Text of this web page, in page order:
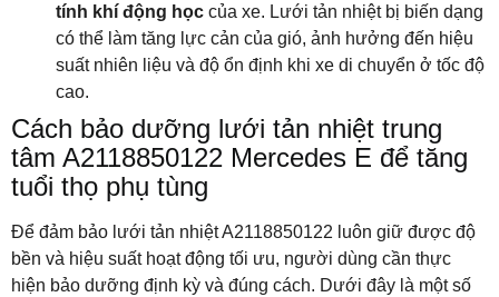
tính khí động học của xe. Lưới tản nhiệt bị biến dạng
có thể làm tăng lực cản của gió, ảnh hưởng đến hiệu
suất nhiên liệu và độ ổn định khi xe di chuyển ở tốc độ
cao.
Cách bảo dưỡng lưới tản nhiệt trung
tâm A2118850122 Mercedes E để tăng
tuổi thọ phụ tùng
Để đảm bảo lưới tản nhiệt A2118850122 luôn giữ được độ
bền và hiệu suất hoạt động tối ưu, người dùng cần thực
hiện bảo dưỡng định kỳ và đúng cách. Dưới đây là một số